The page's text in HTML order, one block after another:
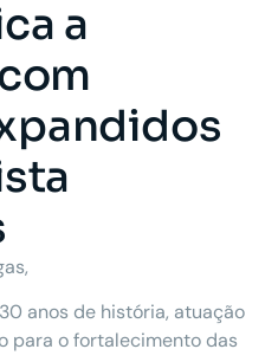
a
anos de história, atuação
para o fortalecimento das